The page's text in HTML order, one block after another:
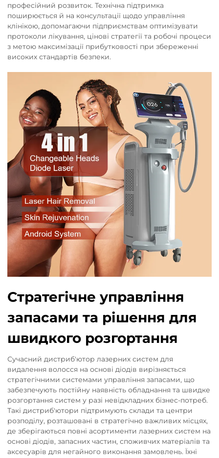
професійний розвиток. Технічна підтримка
поширюється й на консультації щодо управління
клінікою, допомагаючи підприємствам оптимізувати
протоколи лікування, цінові стратегії та робочі процеси
з метою максимізації прибутковості при збереженні
високих стандартів безпеки.
Стратегічне управління
запасами та рішення для
швидкого розгортання
Сучасний дистриб'ютор лазерних систем для
видалення волосся на основі діодів вирізняється
стратегічними системами управління запасами, що
забезпечують постійну наявність обладнання та швидке
розгортання систем у разі невідкладних бізнес-потреб.
Такі дистриб'ютори підтримують склади та центри
розподілу, розташовані в стратегічно важливих місцях,
де зберігаються повні асортименти лазерних систем на
основі діодів, запасних частин, споживчих матеріалів та
аксесуарів для негайного виконання замовлень. Їхні